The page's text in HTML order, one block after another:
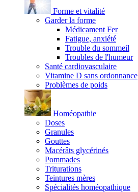
Forme et vitalité
Garder la forme
Médicament Fer
Fatigue, anxiété
Trouble du sommeil
Troubles de l'humeur
Santé cardiovasculaire
Vitamine D sans ordonnance
Problèmes de poids
Homéopathie
Doses
Granules
Gouttes
Macérâts glycérinés
Pommades
Triturations
Teintures mères
Spécialités homéopathique